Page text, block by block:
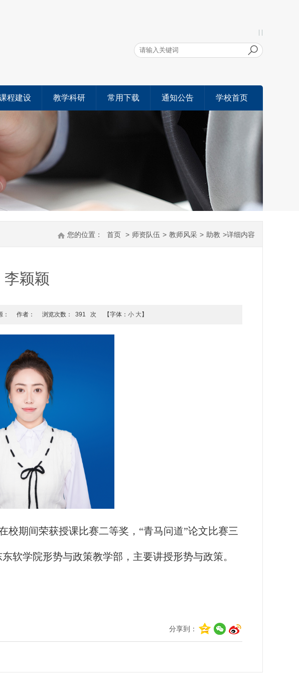
程建设 教学科研 常用下载 通知公告 学校首页
您的位置： 首页 > 师资队伍 > 教师风采 > 助教 >详细内容
李颖颖
： 作者： 浏览次数： 391 次 【字体： 小 大】
校期间荣获授课比赛二等奖，“青马问道”论文比赛三
软学院形势与政策教学部，主要讲授形势与政策。
分享到：